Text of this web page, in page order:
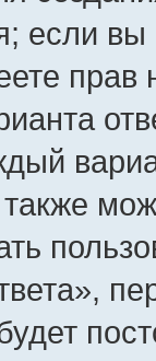
если
прав